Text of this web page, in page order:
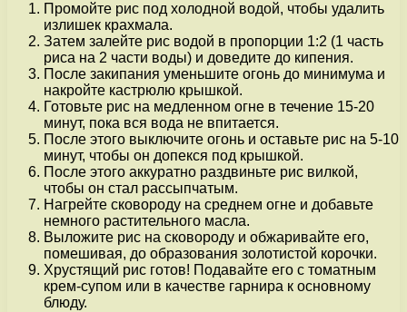
Промойте рис под холодной водой, чтобы удалить
излишек крахмала.
Затем залейте рис водой в пропорции 1:2 (1 часть
риса на 2 части воды) и доведите до кипения.
После закипания уменьшите огонь до минимума и
накройте кастрюлю крышкой.
Готовьте рис на медленном огне в течение 15-20
минут, пока вся вода не впитается.
После этого выключите огонь и оставьте рис на 5-10
минут, чтобы он допекся под крышкой.
После этого аккуратно раздвиньте рис вилкой,
чтобы он стал рассыпчатым.
Нагрейте сковороду на среднем огне и добавьте
немного растительного масла.
Выложите рис на сковороду и обжаривайте его,
помешивая, до образования золотистой корочки.
Хрустящий рис готов! Подавайте его с томатным
крем-супом или в качестве гарнира к основному
блюду.